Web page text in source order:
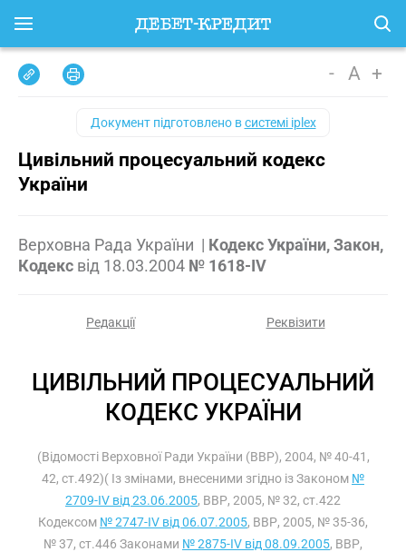
- A +
Документ підготовлено всистемі iplex
Цивільний процесуальний кодекс
України
Верховна Рада України | Кодекс України, Закон,
Кодекс від 18.03.2004 № 1618-IV
Редакції Реквізити
ЦИВІЛЬНИЙ ПРОЦЕСУАЛЬНИЙ
КОДЕКС УКРАЇНИ
(Відомості Верховної Ради України (ВВР), 2004, № 40-41,
42, ст.492)( Із змінами, внесеними згідно із Законом №
2709-IV від 23.06.2005, ВВР, 2005, № 32, ст.422
Кодексом № 2747-IV від 06.07.2005, ВВР, 2005, № 35-36,
№ 37, ст.446 Законами № 2875-IV від 08.09.2005, ВВР,